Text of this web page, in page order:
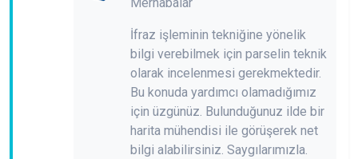
Merhabalar
İfraz işleminin tekniğine yönelik
bilgi verebilmek için parselin teknik
olarak incelenmesi gerekmektedir.
Bu konuda yardımcı olamadığımız
için üzgünüz. Bulunduğunuz ilde bir
harita mühendisi ile görüşerek net
bilgi alabilirsiniz. Saygılarımızla.